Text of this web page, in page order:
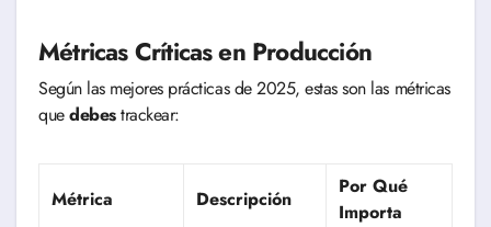
Métricas Críticas en Producción
Según las mejores prácticas de 2025, estas son las métricas
quedebestrackear:
Métrica Descripción
Por Qué
Importa